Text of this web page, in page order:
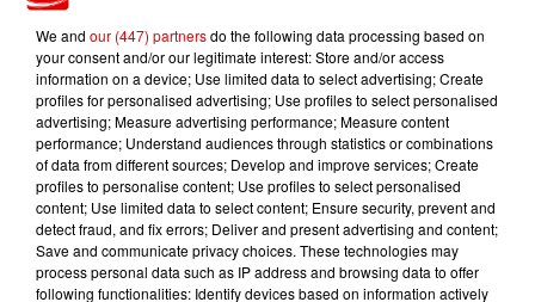
RIVIERA
She Doesn't Mind
ALEX WARREN
Fever Dream
TAYC
Girlfriend
We and our (447) partnersdo the following data processing based on
your consent and/or our legitimate interest: Store and/or access
information on a device; Use limited data to select advertising; Create
profiles for personalised advertising; Use profiles to select personalised
advertising; Measure advertising performance; Measure content
performance; Understand audiences through statistics or combinations
of data from different sources; Develop and improve services; Create
profiles to personalise content; Use profiles to select personalised
content; Use limited data to select content; Ensure security, prevent and
detect fraud, and fix errors; Deliver and present advertising and content;
Save and communicate privacy choices. These technologies may
process personal data such as IP address and browsing data to offer
following functionalities: Identify devices based on information actively